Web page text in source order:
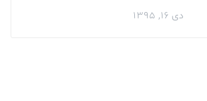
دی ۱۶, ۱۳۹۵